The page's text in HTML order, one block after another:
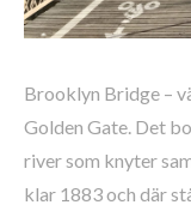
Brooklyn Bridge –
Golden Gate. Det
river som knyter
klar 1883 och där